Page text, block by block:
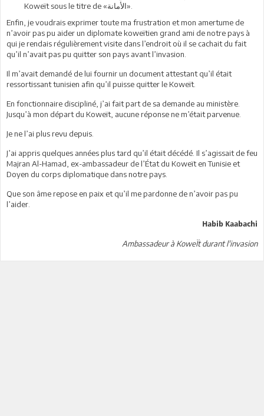
Koweït sous le titre de «الأمانة».
Enfin, je voudrais exprimer toute ma frustration et mon amertume de
n’avoir pas pu aider un diplomate koweïtien grand ami de notre pays à
qui je rendais régulièrement visite dans l’endroit où il se cachait du fait
qu’il n’avait pas pu quitter son pays avant l’invasion.
Il m’avait demandé de lui fournir un document attestant qu’il était
ressortissant tunisien afin qu’il puisse quitter le Koweït.
En fonctionnaire discipliné, j’ai fait part de sa demande au ministère.
Jusqu’à mon départ du Koweït, aucune réponse ne m’était parvenue.
Je ne l’ai plus revu depuis.
J’ai appris quelques années plus tard qu’il était décédé. Il s’agissait de feu
Majran Al-Hamad, ex-ambassadeur de l’État du Koweït en Tunisie et
Doyen du corps diplomatique dans notre pays.
Que son âme repose en paix et qu’il me pardonne de n’avoir pas pu
l’aider.
Habib Kaabachi
Ambassadeur à KoweÏt durant l'invasion